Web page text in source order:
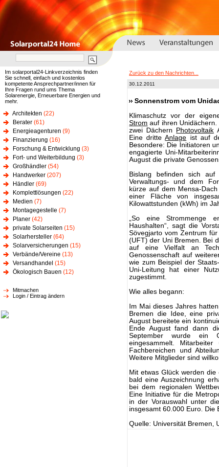
Im solarportal24-Linkverzeichnis finden
Sie schnell, einfach und kostenlos
kompetente Ansprechpartner/innen für
Ihre Fragen rund ums Thema
Solarenergie, Erneuerbare Energien und
mehr.
Architekten (22)
Berater (61)
Energieagenturen (9)
Finanzierung (16)
Forschung & Entwicklung (3)
Fort- und Weiterbildung (3)
Großhändler (54)
Handwerker (207)
Händler (69)
Komplettlösungen (22)
Medien (7)
Montagegestelle (7)
Planer (42)
private Solarseiten (15)
Solarhersteller (64)
Solarversicherungen (15)
Verbände/Vereine (13)
Versandhandel (15)
Ökologisch Bauen (12)
Mitmachen
Login / Eintrag ändern
Zurück zu den Nachrichten...
30.12.2011
Sonnenstrom vom
Klimaschutz vor der
Strom auf ihren
zwei Dächern
Photovoltaik
Eine dritteAnlage ist auf
Besondere: Die Initiatoren
engagierte Uni-
August die private
Bislang befinden sich
Verwaltungs- und dem
kürze auf dem Mensa-
einer Fläche von
Kilowattstunden (kWh) im
„So eine Strommenge
Haushalten“, sagt die
Sövegjarto vom Zentrum
(UFT) der Uni Bremen. Bei
auf eine Vielfalt an
Genossenschaft auf
wie zum Beispiel der
Uni-Leitung hat einer
zugestimmt.
Wie alles begann:
Im Mai dieses Jahres
Bremen die Idee, eine
August bereitete ein
Ende August fand dann
September wurde ein
eingesammelt.
Fachbereichen und
Weitere Mitglieder sind
Mit etwas Glück werden
bald eine Auszeichnung
bei dem regionalen
Eine Initiative für die
in der Vorauswahl unter
insgesamt 60.000 Euro. Die
Quelle: Universität Bremen,